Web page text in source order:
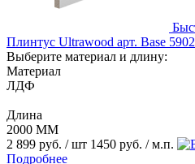
Плинтус Ultrawood арт. Base
Выберите материал и длину:
Материал
ЛДФ
Длина
2000 ММ
2 899 руб. / шт 1450 руб. / м.п.
Подробнее